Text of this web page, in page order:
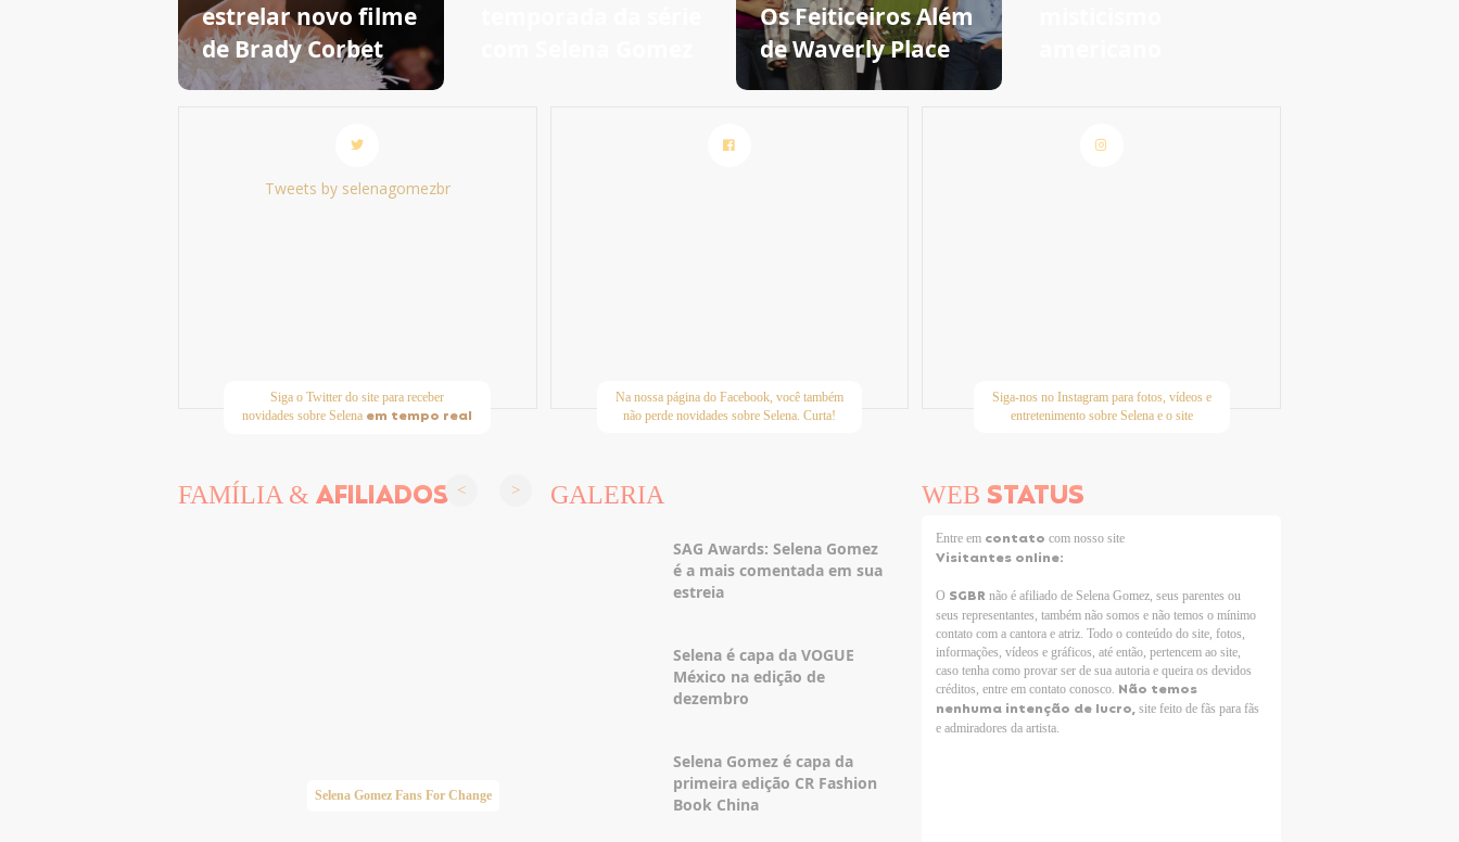
estrelar novo filme
de Brady Corbet
Os Feiticeiros Além
de Waverly Place
Tweets by selenagomezbr
Siga o Twitter do site para receber
novidades sobre Selena em tempo real
Na nossa página do Facebook, você também
não perde novidades sobre Selena. Curta!
Siga-nos no Instagram para fotos, vídeos e
entretenimento sobre Selena e o site
FAMÍLIA & AFILIADOS
Selena Gomez Fans For Change Taylor Swift Brasil
GALERIA
SAG Awards: Selena Gomez
é a mais comentada em sua
estreia
Selena é capa da VOGUE
México na edição de
dezembro
Selena Gomez é capa da
primeira edição CR Fashion
Book China
WEB STATUS
Entre em contatocom nosso site
Visitantes online:
O SGBR não é afiliado de Selena Gomez, seus parentes ou
seus representantes, também não somos e não temos o mínimo
contato com a cantora e atriz. Todo o conteúdo do site, fotos,
informações, vídeos e gráficos, até então, pertencem ao site,
caso tenha como provar ser de sua autoria e queira os devidos
créditos, entre em contato conosco. Não temos
nenhuma intenção de lucro,site feito de fãs para fãs
e admiradores da artista.